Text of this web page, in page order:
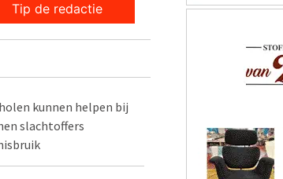
Tip de redactie
kunnen helpen bij
slachtoffers